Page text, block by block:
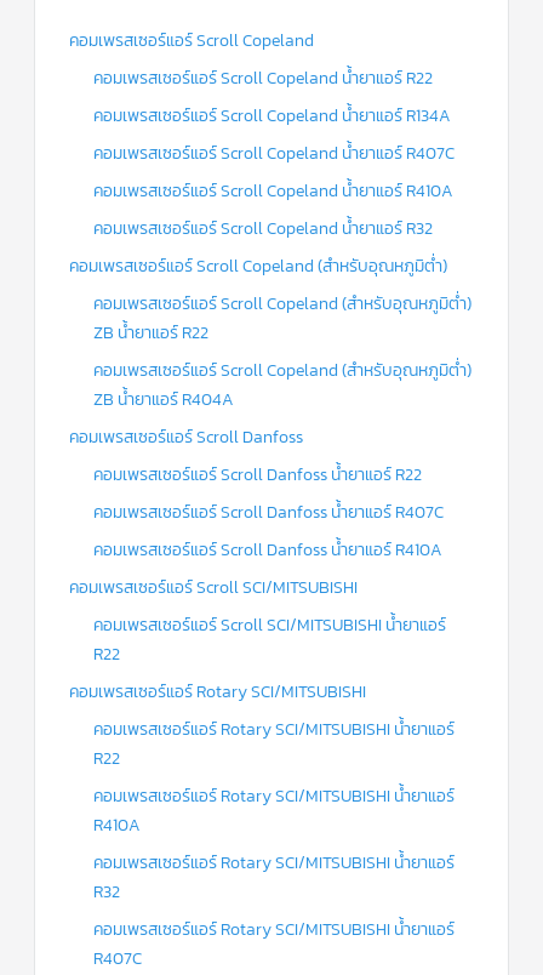
คอมเพรสเซอร์แอร์ Scroll Copeland
คอมเพรสเซอร์แอร์ Scroll Copeland น้ำยาแอร์ R22
คอมเพรสเซอร์แอร์ Scroll Copeland น้ำยาแอร์ R134A
คอมเพรสเซอร์แอร์ Scroll Copeland น้ำยาแอร์ R407C
คอมเพรสเซอร์แอร์ Scroll Copeland น้ำยาแอร์ R410A
คอมเพรสเซอร์แอร์ Scroll Copeland น้ำยาแอร์ R32
คอมเพรสเซอร์แอร์ Scroll Copeland (สำหรับอุณหภูมิต่ำ)
คอมเพรสเซอร์แอร์ Scroll Copeland (สำหรับอุณหภูมิต่ำ)
ZB น้ำยาแอร์ R22
คอมเพรสเซอร์แอร์ Scroll Copeland (สำหรับอุณหภูมิต่ำ)
ZB น้ำยาแอร์ R404A
คอมเพรสเซอร์แอร์ Scroll Danfoss
คอมเพรสเซอร์แอร์ Scroll Danfoss น้ำยาแอร์ R22
คอมเพรสเซอร์แอร์ Scroll Danfoss น้ำยาแอร์ R407C
คอมเพรสเซอร์แอร์ Scroll Danfoss น้ำยาแอร์ R410A
คอมเพรสเซอร์แอร์ Scroll SCI/MITSUBISHI
คอมเพรสเซอร์แอร์ Scroll SCI/MITSUBISHI น้ำยาแอร์
R22
คอมเพรสเซอร์แอร์ Rotary SCI/MITSUBISHI
คอมเพรสเซอร์แอร์ Rotary SCI/MITSUBISHI น้ำยาแอร์
R22
คอมเพรสเซอร์แอร์ Rotary SCI/MITSUBISHI น้ำยาแอร์
R410A
คอมเพรสเซอร์แอร์ Rotary SCI/MITSUBISHI น้ำยาแอร์
R32
คอมเพรสเซอร์แอร์ Rotary SCI/MITSUBISHI น้ำยาแอร์
R407C